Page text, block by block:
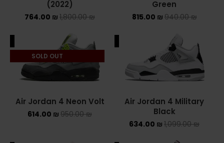
ASICS X NEEDLES EX89
BRANDS
ALEXANDER MCQUEEN
CONVERSE
DR MARTENS
Green
940.00₪
815.00 ₪
(2022)
1,800.00₪
764.00 ₪
Air Jordan 4 Military
Black
1,099.00₪
634.00 ₪
SOLD OUT
Air Jordan 4 Neon Volt
950.00₪
614.00 ₪